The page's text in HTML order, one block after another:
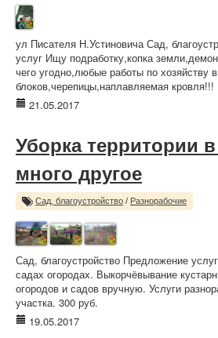
ул Писателя Н.Устиновича Сад,
услуг Ищу подработку,копка
чего угодно,любые работы по хозяйству
блоков,черепицы,наплавляемая
21.05.2017
Уборка территории
много другое
Сад, благоустройство / Разнорабочие
Сад, благоустройство Предложение
садах огородах. Выкорчёвывание
огородов и садов вручную. Услуги
участка. 300 руб.
19.05.2017